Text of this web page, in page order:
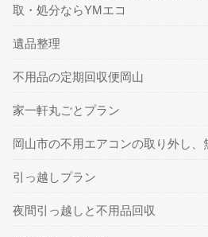
取・処分ならYMエコ
遺品整理
不用品の定期回収便岡山
家一軒丸ごとプラン
岡山市の不用エアコンの取り外し
引っ越しプラン
夜間引っ越しと不用品回収